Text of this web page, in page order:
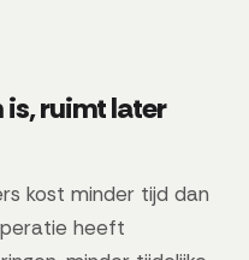
is, ruimt later
kost minder tijd dan
heeft